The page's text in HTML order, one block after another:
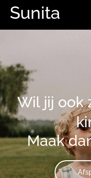
Sunita
Wil jij ook
Maak